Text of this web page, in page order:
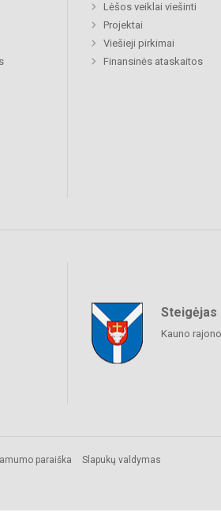
Lėšos veiklai viešinti
Projektai
Viešieji pirkimai
Finansinės ataskaitos
Steigėjas
Kauno
paraiška Slapukų valdymas